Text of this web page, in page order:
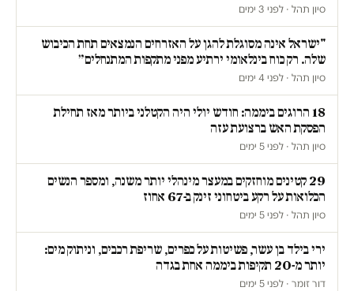
סיון תהל · לפני 3 ימים
"ישראל אינה מסוגלת להגן על האזרחים הנמצאים תחת הכיבוש
שלה. רק כוח בינלאומי ירתיע מפני מתקפות המתנחלים״
סיון תהל · לפני 4 ימים
18 הרוגים ביממה: חודש יולי היה הקטלני ביותר מאז תחילת
הפסקת האש ברצועת עזה
סיון תהל · לפני 5 ימים
29 קטינים מוחזקים במעצר מינהלי יותר משנה, ומספר הנשים
הכלואות על רקע ביטחוני זינק ב-67 אחוז
סיון תהל · לפני 5 ימים
ירי בילד בן עשר, פשיטות על כפרים, שריפת רכבים, וניתוק מים:
יותר מ-20 תקיפות ביממה אחת בגדה
דור זומר · לפני 5 ימים